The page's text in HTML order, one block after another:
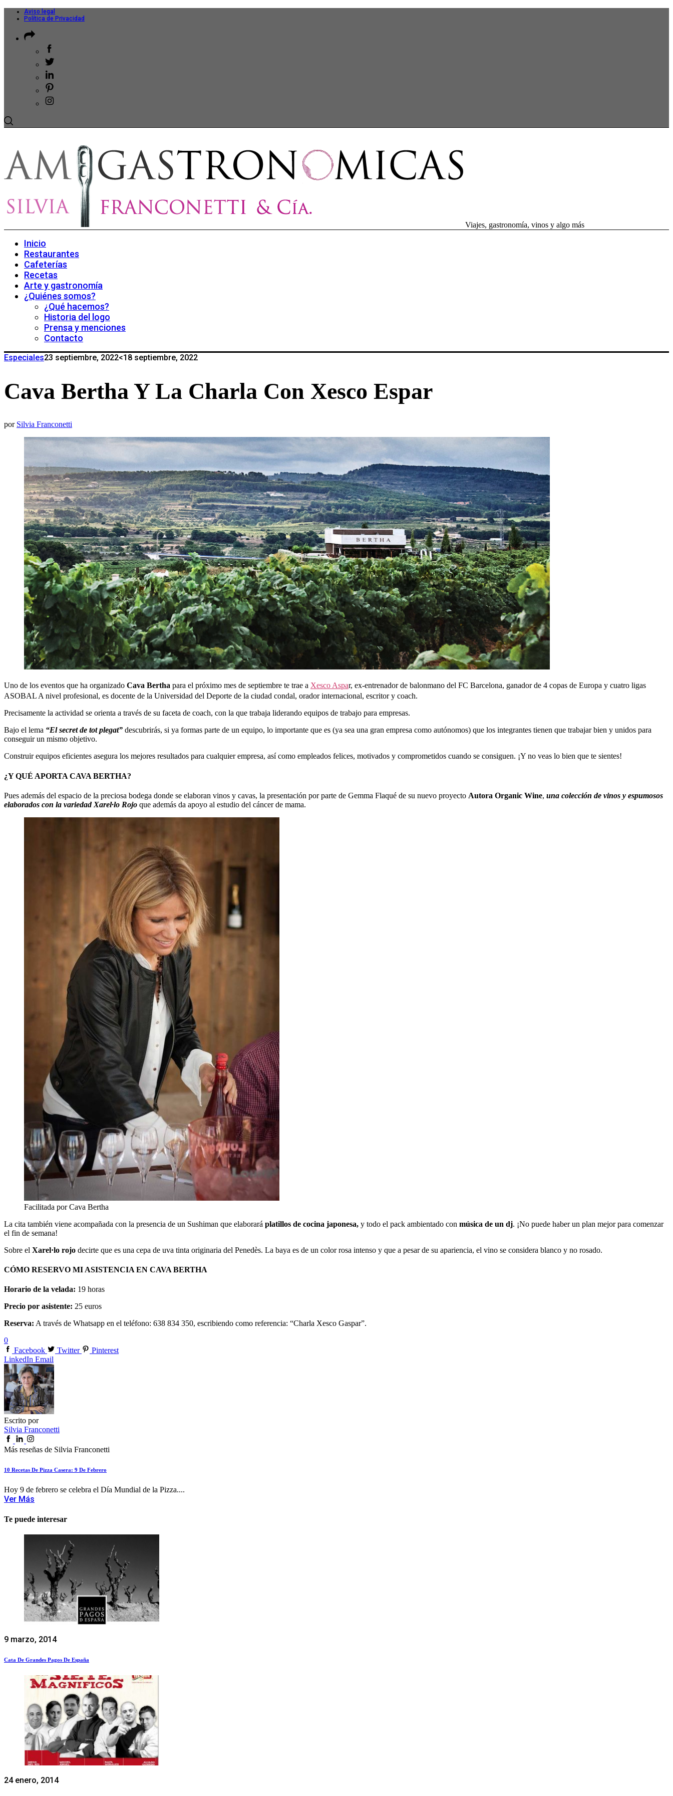
Aviso legal
Política de Privacidad
Viajes, gastronomía, vinos y algo más
Inicio
Restaurantes
Cafeterías
Recetas
Arte y gastronomía
¿Quiénes somos?
¿Qué hacemos?
Historia del logo
Prensa y menciones
Contacto
Especiales23 septiembre, 2022<18 septiembre, 2022
Cava Bertha Y La Charla Con Xesco Espar
por Silvia Franconetti
Uno de los eventos que ha organizado Cava Bertha para el próximo mes de septiembre te trae a Xesco Aspar, ex-entrenador de balonmano del FC Barcelona, ganador de 4 copas de Europa y cuatro ligas
ASOBAL A nivel profesional, es docente de la Universidad del Deporte de la ciudad condal, orador internacional, escritor y coach.
Precisamente la actividad se orienta a través de su faceta de coach, con la que trabaja liderando equipos de trabajo para empresas.
Bajo el lema “El secret de tot plegat” descubrirás, si ya formas parte de un equipo, lo importante que es (ya sea una gran empresa como autónomos) que los integrantes tienen que trabajar bien y unidos para
conseguir un mismo objetivo.
Construir equipos eficientes asegura los mejores resultados para cualquier empresa, así como empleados felices, motivados y comprometidos cuando se consiguen. ¡Y no veas lo bien que te sientes!
¿Y QUÉ APORTA CAVA BERTHA?
Pues además del espacio de la preciosa bodega donde se elaboran vinos y cavas, la presentación por parte de Gemma Flaqué de su nuevo proyecto Autora Organic Wine, una colección de vinos y espumosos
elaborados con la variedad Xarel·lo Rojo que además da apoyo al estudio del cáncer de mama.
Facilitada por Cava Bertha
La cita también viene acompañada con la presencia de un Sushiman que elaborará platillos de cocina japonesa, y todo el pack ambientado con música de un dj. ¡No puede haber un plan mejor para comenzar
el fin de semana!
Sobre el Xarel·lo rojo decirte que es una cepa de uva tinta originaria del Penedès. La baya es de un color rosa intenso y que a pesar de su apariencia, el vino se considera blanco y no rosado.
CÓMO RESERVO MI ASISTENCIA EN CAVA BERTHA
Horario de la velada: 19 horas
Precio por asistente: 25 euros
Reserva: A través de Whatsapp en el teléfono: 638 834 350, escribiendo como referencia: “Charla Xesco Gaspar”.
0
Facebook
Twitter
Pinterest
LinkedIn Email
Escrito por
Silvia Franconetti
Más reseñas de Silvia Franconetti
10 Recetas De Pizza Casera: 9 De Febrero
Hoy 9 de febrero se celebra el Día Mundial de la Pizza....
Ver Más
Te puede interesar
9 marzo, 2014
Cata De Grandes Pagos De España
24 enero, 2014